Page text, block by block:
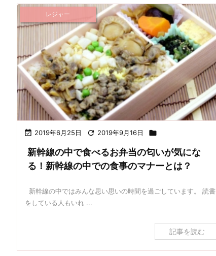
 2019年6月25日  2019年9月16日 
レジャー
新幹線の中で食べるお弁当の匂いが気にな
る！新幹線の中での食事のマナーとは？
新幹線の中ではみんな思い思いの時間を過ごしています。 読書
をしている人もいれ ...
記事を読む